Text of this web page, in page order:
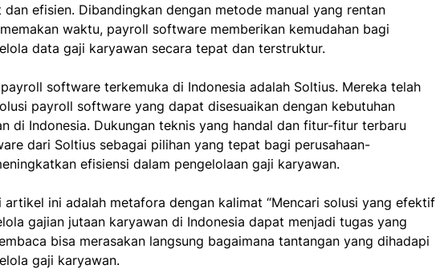
efisien. Dibandingkan dengan metode manual yang rentan
waktu, payroll software memberikan kemudahan bagi
data gaji karyawan secara tepat dan terstruktur.
software terkemuka di Indonesia adalah Soltius. Mereka telah
payroll software yang dapat disesuaikan dengan kebutuhan
di Indonesia. Dukungan teknis yang handal dan fitur-fitur terbaru
dari Soltius sebagai pilihan yang tepat bagi perusahaan-
efisiensi dalam pengelolaan gaji karyawan.
artikel ini adalah metafora dengan kalimat “Mencari solusi yang efektif
gajian jutaan karyawan di Indonesia dapat menjadi tugas yang
bisa merasakan langsung bagaimana tantangan yang dihadapi
gaji karyawan.